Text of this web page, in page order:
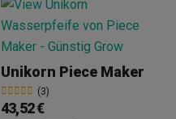
Unikorn Piece Maker
(3)
43,52 €